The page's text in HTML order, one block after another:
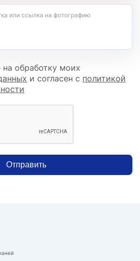
или ссылка на фотографию
обработку моих
и согласен с политикой
Отправить